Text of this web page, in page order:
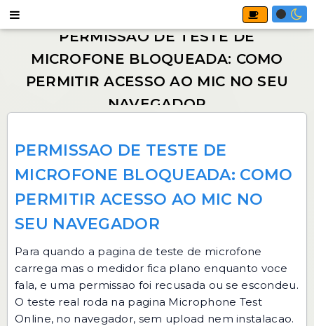
PERMISSAO DE TESTE DE
MICROFONE BLOQUEADA: COMO
PERMITIR ACESSO AO MIC NO
SEU NAVEGADOR
Para quando a pagina de teste de microfone
carrega mas o medidor fica plano enquanto voce
fala, e uma permissao foi recusada ou se escondeu.
O teste real roda na pagina Microphone Test
Online, no navegador, sem upload nem instalacao.